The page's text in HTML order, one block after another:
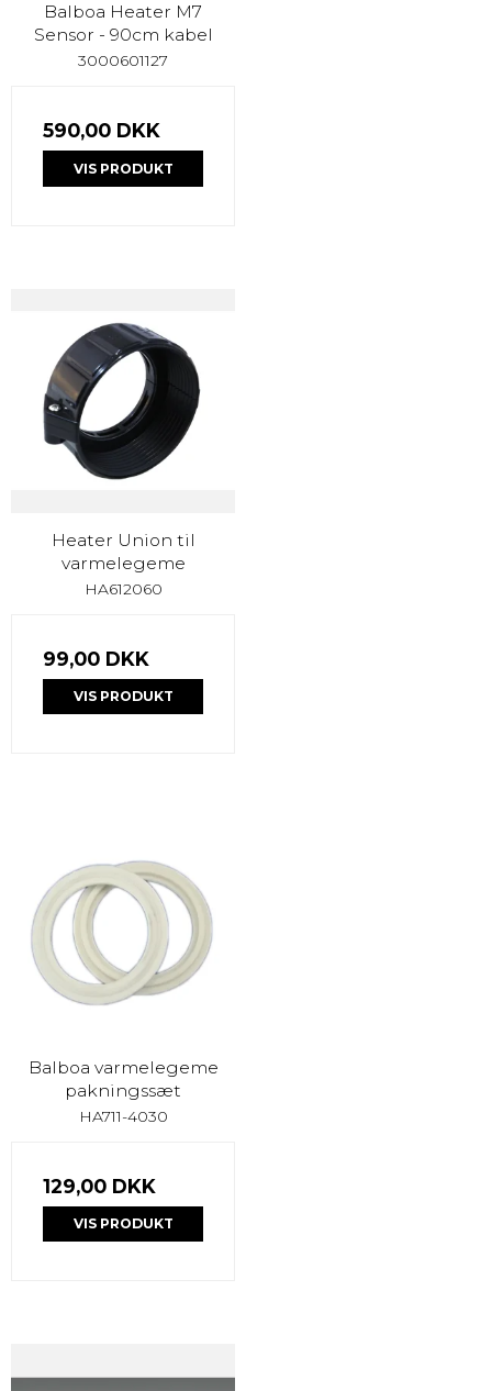
Balboa Heater M7
Sensor - 90cm kabel
3000601127
590,00 DKK
VIS PRODUKT
Heater Union til
varmelegeme
HA612060
99,00 DKK
VIS PRODUKT
Balboa varmelegeme
pakningssæt
HA711-4030
129,00 DKK
VIS PRODUKT